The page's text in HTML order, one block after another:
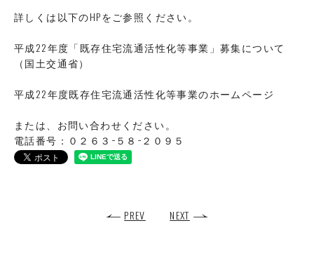
詳しくは以下のHPをご参照ください。
平成22年度「既存住宅流通活性化等事業」募集について
（国土交通省）
平成22年度既存住宅流通活性化等事業のホームページ
または、お問い合わせください。
電話番号：０２６３−５８−２０９５
PREV NEXT